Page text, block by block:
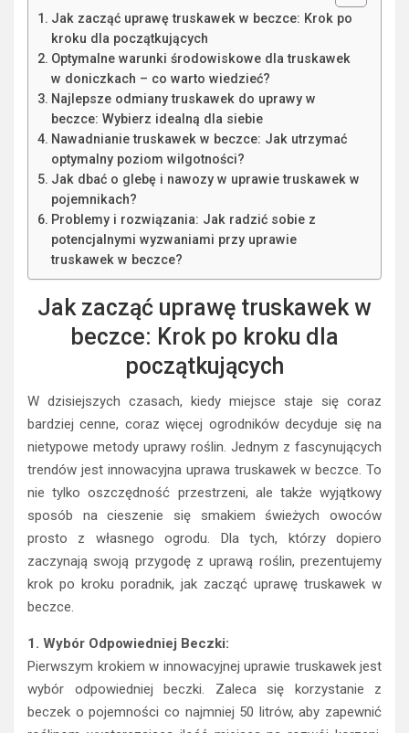
Jak zacząć uprawę truskawek w beczce: Krok po
kroku dla początkujących
Optymalne warunki środowiskowe dla truskawek
w doniczkach – co warto wiedzieć?
Najlepsze odmiany truskawek do uprawy w
beczce: Wybierz idealną dla siebie
Nawadnianie truskawek w beczce: Jak utrzymać
optymalny poziom wilgotności?
Jak dbać o glebę i nawozy w uprawie truskawek w
pojemnikach?
Problemy i rozwiązania: Jak radzić sobie z
potencjalnymi wyzwaniami przy uprawie
truskawek w beczce?
Jak zacząć uprawę truskawek w
beczce: Krok po kroku dla
początkujących
W dzisiejszych czasach, kiedy miejsce staje się coraz
bardziej cenne, coraz więcej ogrodników decyduje się na
nietypowe metody uprawy roślin. Jednym z fascynujących
trendów jest innowacyjna uprawa truskawek w beczce. To
nie tylko oszczędność przestrzeni, ale także wyjątkowy
sposób na cieszenie się smakiem świeżych owoców
prosto z własnego ogrodu. Dla tych, którzy dopiero
zaczynają swoją przygodę z uprawą roślin, prezentujemy
krok po kroku poradnik, jak zacząć uprawę truskawek w
beczce.
1. Wybór Odpowiedniej Beczki:
Pierwszym krokiem w innowacyjnej uprawie truskawek jest
wybór odpowiedniej beczki. Zaleca się korzystanie z
beczek o pojemności co najmniej 50 litrów, aby zapewnić